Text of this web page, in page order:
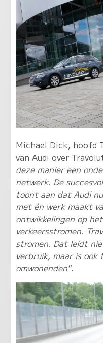
Michael Dick, hoofd
van Audi over
deze manier een
netwerk. De
toont aan dat Audi
met én werk maakt
ontwikkelingen op
verkeersstromen.
stromen. Dat leidt
verbruik, maar is
omwonenden".